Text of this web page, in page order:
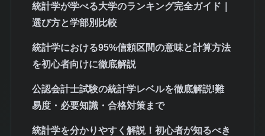
統計学が学べる大学のランキング完全ガイド｜
選び方と学部別比較
統計学における95%信頼区間の意味と計算方法
を初心者向けに徹底解説
公認会計士試験の統計学レベルを徹底解説!難
易度・必要知識・合格対策まで
統計学を分かりやすく解説！初心者が知るべき